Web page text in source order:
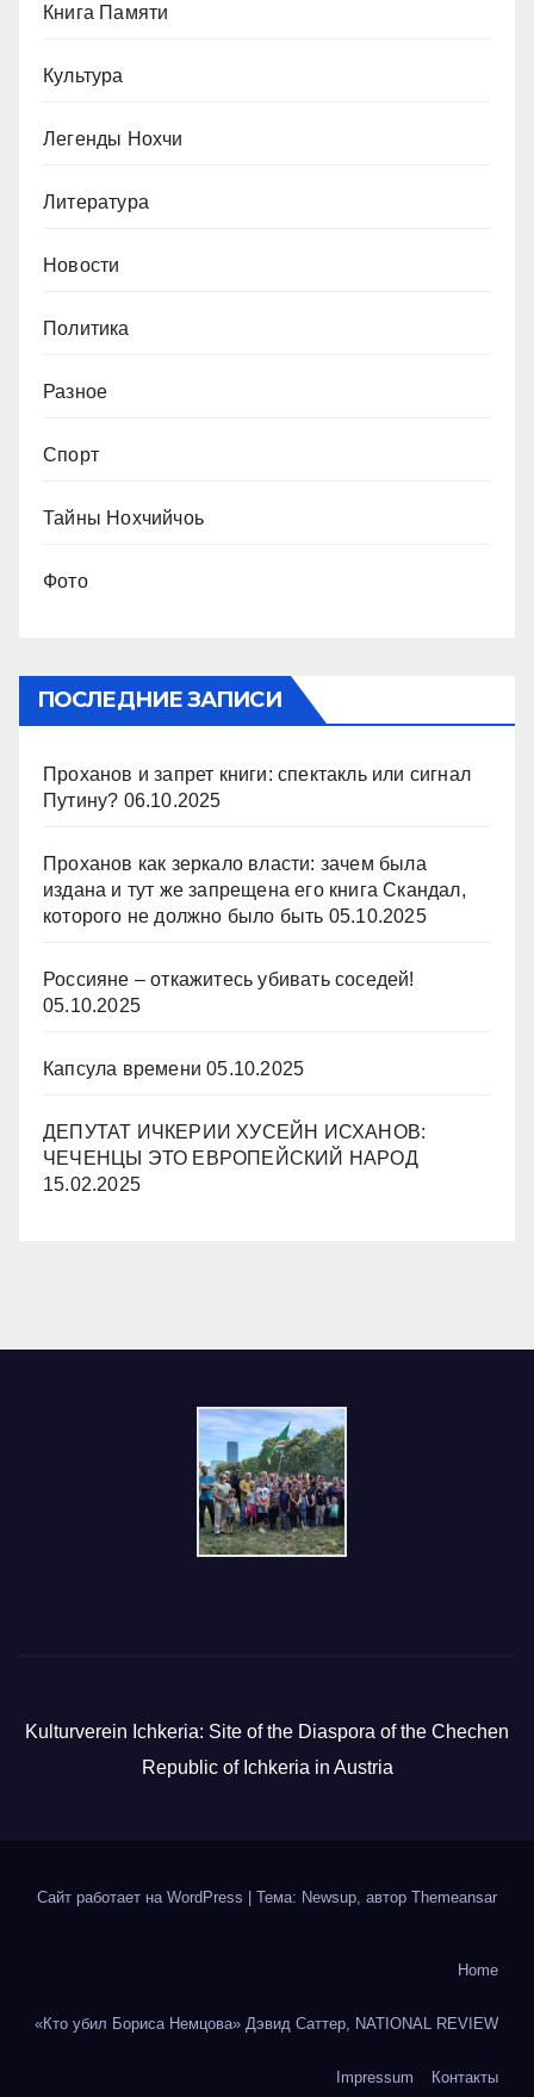
Книга Памяти
Культура
Легенды Нохчи
Литература
Новости
Политика
Разное
Спорт
Тайны Нохчийчоь
Фото
ПОСЛЕДНИЕ ЗАПИСИ
Проханов и запрет книги: спектакль или сигнал
Путину? 06.10.2025
Проханов как зеркало власти: зачем была
издана и тут же запрещена его книга Скандал,
которого не должно было быть 05.10.2025
Россияне – откажитесь убивать соседей!
05.10.2025
Капсула времени 05.10.2025
ДЕПУТАТ ИЧКЕРИИ ХУСЕЙН ИСХАНОВ:
ЧЕЧЕНЦЫ ЭТО ЕВРОПЕЙСКИЙ НАРОД
15.02.2025
Kulturverein Ichkeria: Site of the Diaspora of the Chechen
Republic of Ichkeria in Austria
Сайт работает на WordPress | Тема: Newsup, автор Themeansar
Home
«Кто убил Бориса Немцова» Дэвид Саттер, NATIONAL REVIEW
Impressum Контакты